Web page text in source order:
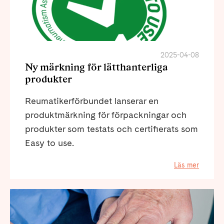
2025-04-08
Ny märkning för lätthanterliga
produkter
Reumatikerförbundet lanserar en
produktmärkning för förpackningar och
produkter som testats och certifierats som
Easy to use.
Läs mer